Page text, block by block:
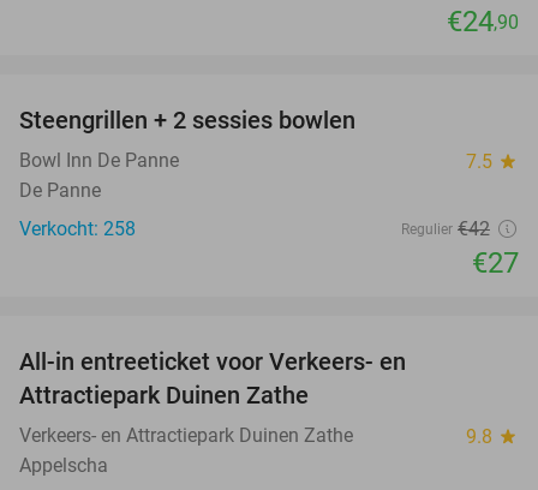
€24,90
Steengrillen + 2 sessies bowlen
Bowl Inn De Panne 7.5 star
De Panne
Verkocht: 258
Regulier €42
€27
All-in entreeticket voor Verkeers- en
Attractiepark Duinen Zathe
Verkeers- en Attractiepark Duinen Zathe 9.8 star
Appelscha